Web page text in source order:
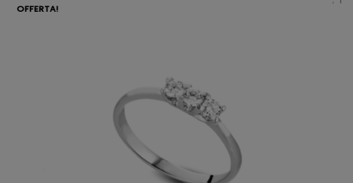
OFFERTA!